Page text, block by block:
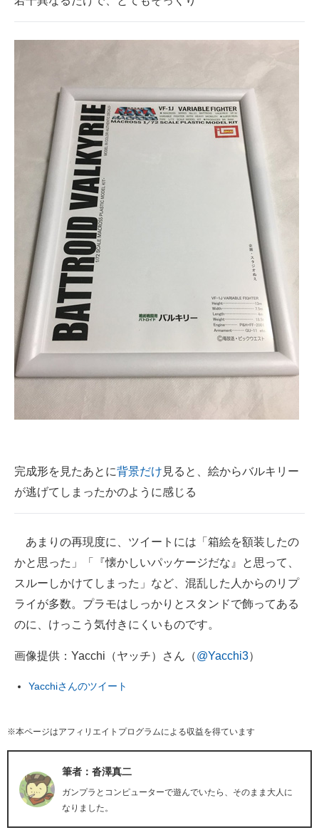
完成形を見たあとに背景だけ 見ると、絵からバルキリー
が逃げてしまったかのように感じる
あまりの再現度に、ツイートには「箱絵を額装したの
かと思った」「『懐かしいパッケージだな』と思って、
スルーしかけてしまった」など、混乱した人からのリプ
ライが多数。プラモはしっかりとスタンドで飾ってある
のに、けっこう気付きにくいものです。
画像提供：Yacchi（ヤッチ）さん（@Yacchi3）
Yacchiさんのツイート
※本ページはアフィリエイトプログラムによる収益を得ています
筆者：沓澤真二
ガンプラとコンピューターで遊んでいたら、そのまま大人に
なりました。